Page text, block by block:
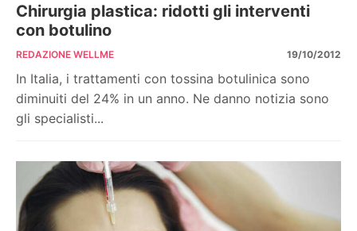
Chirurgia plastica: ridotti gli interventi
con botulino
REDAZIONE WELLME 19/10/2012
In Italia, i trattamenti con tossina botulinica sono
diminuiti del 24% in un anno. Ne danno notizia sono
gli specialisti...